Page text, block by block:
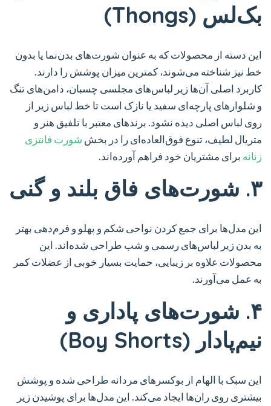
بک‌لس (Thongs)
این دسته از محصولات که به عنوان شورت‌های بدن‌نما یا بدون
خط نیز شناخته می‌شوند، کمترین میزان پوشش را دارند.
کاربرد اصلی آن‌ها زیر لباس‌های مجلسی چسبان، دامن‌های تنگ
و شلوارهای پارچه‌ای سفید یا نازک است تا خط لباس زیر از
روی لباس اصلی دیده نشود. برندهای معتبر با تلفیق هنر و
متریال لطیف، تنوع فوق‌العاده‌ای را در بخش شورت فانتزی
زنانه برای مشتریان خود فراهم آورده‌اند.
۳. شورت‌های فاق بلند و گنی
این مدل‌ها برای جمع کردن نواحی شکم و پهلو و فرم‌دهی بهتر
به بدن زیر لباس‌های رسمی و شب طراحی شده‌اند. این
محصولات علاوه بر زیبایی، حمایت بسیار خوبی از عضلات کمر
به عمل می‌آورند.
۴. شورت‌های پاداری و
نیم‌پادار (Boy Shorts)
این سبک با الهام از بوکسرهای مردانه طراحی شده و پوشش
بیشتری روی ران‌ها ایجاد می‌کند. این مدل‌ها برای پوشیدن زیر